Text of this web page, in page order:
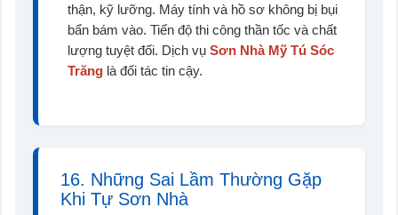
thận, kỹ lưỡng. Máy tính và hồ sơ không bị bụi
bẩn bám vào. Tiến độ thi công thần tốc và chất
lượng tuyệt đối. Dịch vụ Sơn Nhà Mỹ Tú Sóc
Trăng là đối tác tin cậy.
16. Những Sai Lầm Thường Gặp
Khi Tự Sơn Nhà